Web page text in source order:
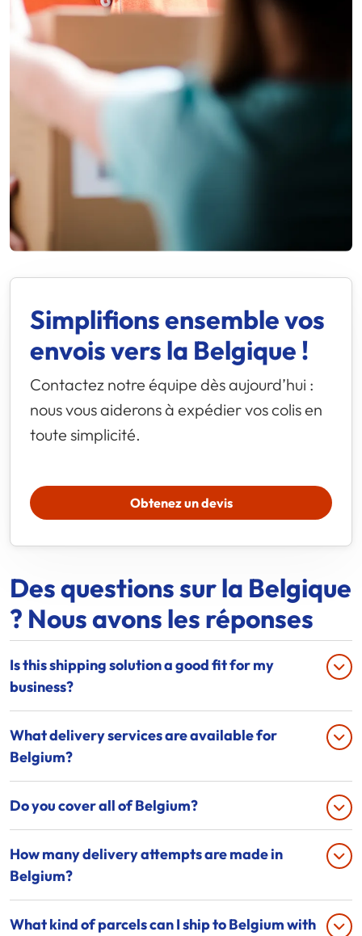
Simplifions ensemble vos
envois vers la Belgique !
Contactez notre équipe dès aujourd’hui :
nous vous aiderons à expédier vos colis en
toute simplicité.
Obtenez un devis
Des questions sur la Belgique
? Nous avons les réponses
Is this shipping solution a good fit for my
business?
What delivery services are available for
Belgium?
Do you cover all of Belgium?
How many delivery attempts are made in
Belgium?
What kind of parcels can I ship to Belgium with